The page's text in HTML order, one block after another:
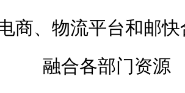
商、物流平台和邮
融合各部门资源